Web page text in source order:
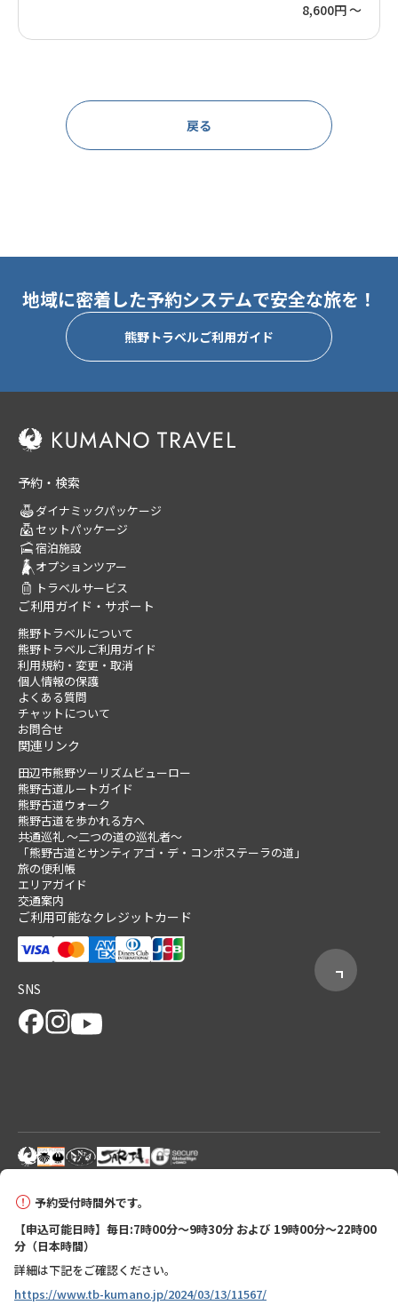
8,600円 ～
戻る
予約受付時間外です。
【申込可能日時】毎日:7時00分～9時30分 および 19時00分～22時00
分（日本時間）
詳細は下記をご確認ください。
https://www.tb-kumano.jp/2024/03/13/11567/
地域に密着した予約システムで安全な旅を！
熊野トラベルご利用ガイド
予約・検索
ダイナミックパッケージ
セットパッケージ
宿泊施設
オプションツアー
トラベルサービス
ご利用ガイド・サポート
熊野トラベルについて
熊野トラベルご利用ガイド
利用規約・変更・取消
個人情報の保護
よくある質問
チャットについて
お問合せ
関連リンク
田辺市熊野ツーリズムビューロー
熊野古道ルートガイド
熊野古道ウォーク
熊野古道を歩かれる方へ
共通巡礼 ～二つの道の巡礼者～
「熊野古道とサンティアゴ・デ・コンポステーラの道」
旅の便利帳
エリアガイド
交通案内
ご利用可能なクレジットカード
SNS